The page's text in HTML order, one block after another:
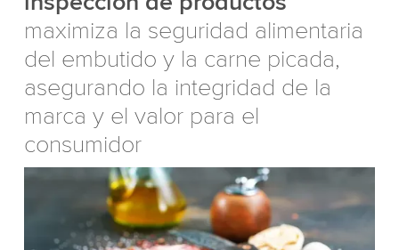
maximiza la seguridad alimentaria
del embutido y la carne picada,
asegurando la integridad de la
marca y el valor para el
consumidor